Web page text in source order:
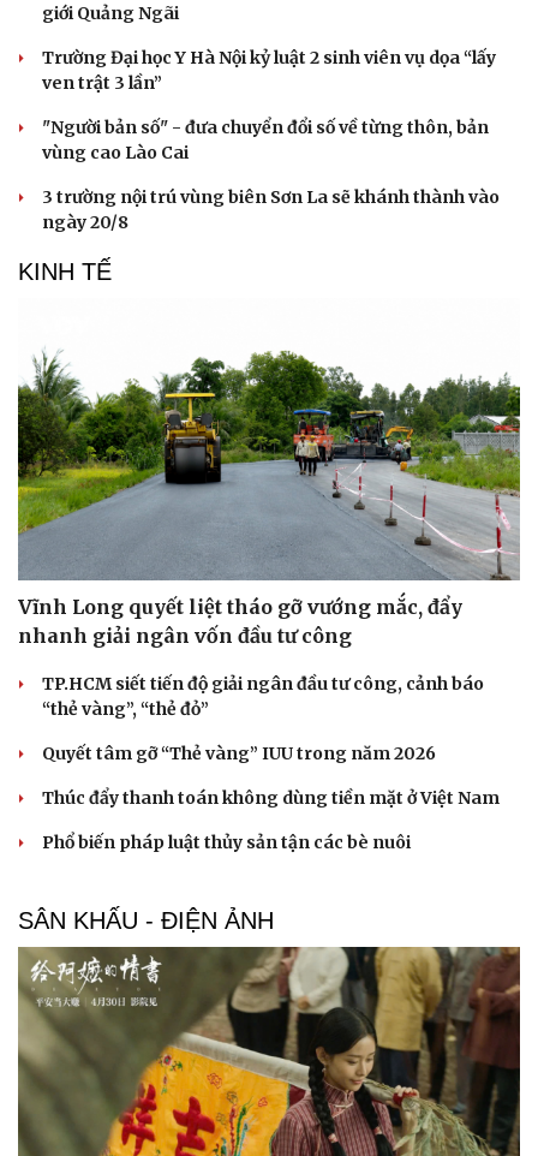
giới Quảng Ngãi
Trường Đại học Y Hà Nội kỷ luật 2 sinh viên vụ dọa “lấy
ven trật 3 lần”
"Người bản số" - đưa chuyển đổi số về từng thôn, bản
vùng cao Lào Cai
3 trường nội trú vùng biên Sơn La sẽ khánh thành vào
ngày 20/8
KINH TẾ
Vĩnh Long quyết liệt tháo gỡ vướng mắc, đẩy
nhanh giải ngân vốn đầu tư công
TP.HCM siết tiến độ giải ngân đầu tư công, cảnh báo
“thẻ vàng”, “thẻ đỏ”
Quyết tâm gỡ “Thẻ vàng” IUU trong năm 2026
Thúc đẩy thanh toán không dùng tiền mặt ở Việt Nam
Phổ biến pháp luật thủy sản tận các bè nuôi
SÂN KHẤU - ĐIỆN ẢNH